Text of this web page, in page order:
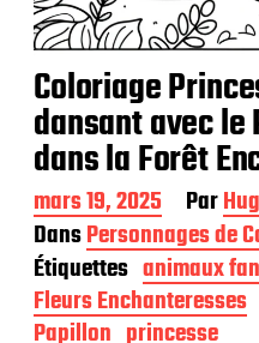
Coloriage
dansant avec
dans la Forêt
D
a
t
e
d
e
mars 19, 2025 Par
DansPersonnages de
Étiquettes animaux
Fleurs Enchanteresses
Papillon princesse